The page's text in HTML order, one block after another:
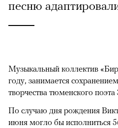
песню
Музыкальный коллектив
году, занимается
творчества тюменского
По случаю дня рождения
июня могло бы исполниться